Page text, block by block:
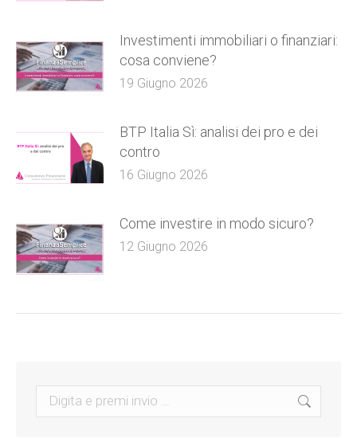
Investimenti immobiliari o finanziari:
cosa conviene?
19 Giugno 2026
BTP Italia Sì: analisi dei pro e dei
contro
16 Giugno 2026
Come investire in modo sicuro?
12 Giugno 2026
Search: